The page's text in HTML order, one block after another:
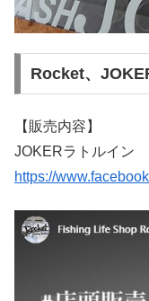
Rocket、
【販売内容】
JOKERラトルイン
https://